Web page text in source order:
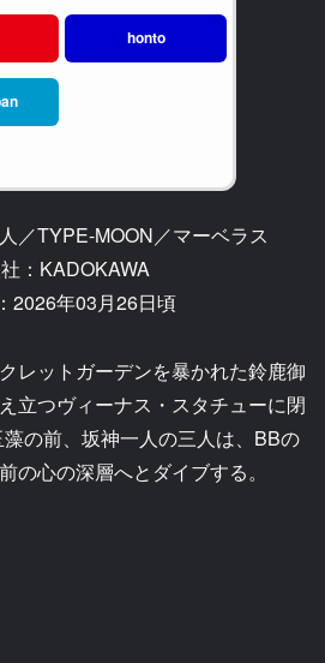
honto
／TYPE-MOON／マーベラス
：KADOKAWA
2026年03月26日頃
レットガーデンを暴かれた鈴鹿御
立つヴィーナス・スタチューに閉
の前、坂神一人の三人は、BBの
の心の深層へとダイブする。